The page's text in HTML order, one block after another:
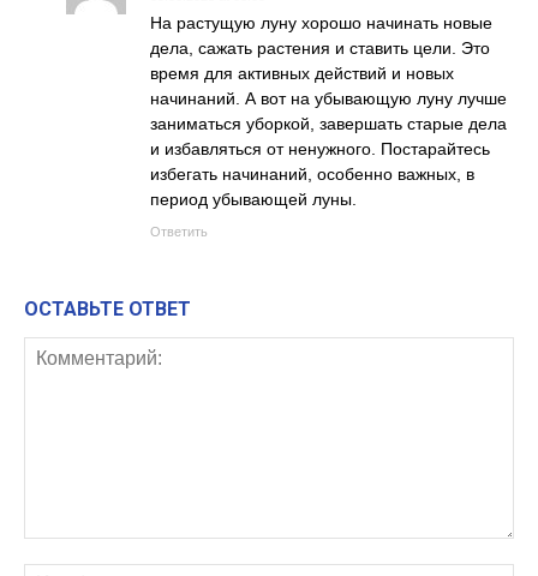
На растущую луну хорошо начинать новые
дела, сажать растения и ставить цели. Это
время для активных действий и новых
начинаний. А вот на убывающую луну лучше
заниматься уборкой, завершать старые дела
и избавляться от ненужного. Постарайтесь
избегать начинаний, особенно важных, в
период убывающей луны.
Ответить
ОСТАВЬТЕ ОТВЕТ